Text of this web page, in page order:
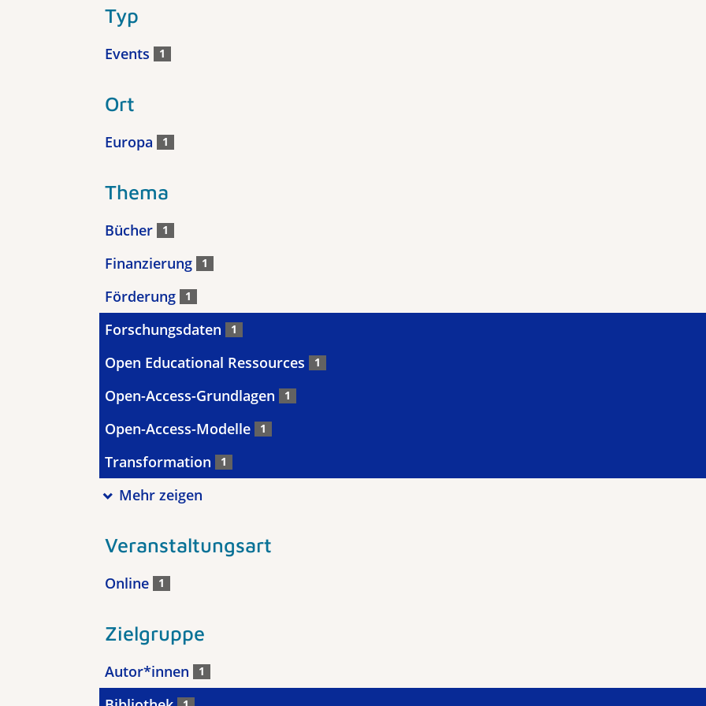
Typ
Events 1
Ort
Europa 1
Thema
Bücher 1
Finanzierung 1
Förderung 1
Forschungsdaten 1
Open Educational Ressources 1
Open-Access-Grundlagen 1
Open-Access-Modelle 1
Transformation 1
Mehr zeigen
Veranstaltungsart
Online 1
Zielgruppe
Autor*innen 1